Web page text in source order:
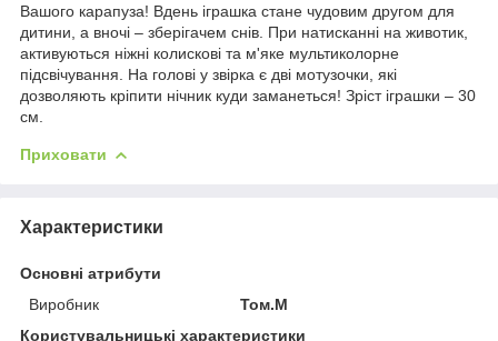
Вашого карапуза! Вдень іграшка стане чудовим другом для
дитини, а вночі – зберігачем снів. При натисканні на животик,
активуються ніжні колискові та м'яке мультиколорне
підсвічування. На голові у звірка є дві мотузочки, які
дозволяють кріпити нічник куди заманеться! Зріст іграшки – 30
см.
Приховати
Характеристики
Основні атрибути
Виробник
Том.М
Користувальницькі характеристики